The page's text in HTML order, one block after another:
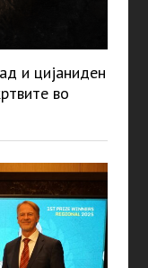
и цијаниден
во